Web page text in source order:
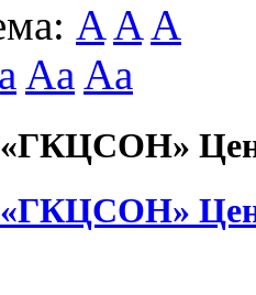
A A A
Aa Aa